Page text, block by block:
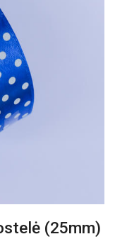
(25mm)